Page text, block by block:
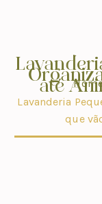
até
Lavanderia
que